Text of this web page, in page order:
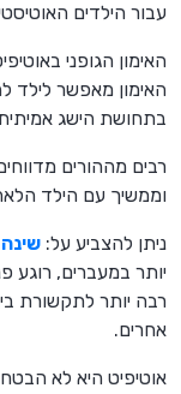
עבור הילדים
האימון הגופני
האימון מאפשר לילד
בתחושת הישג
רבים מההורים
וממשיך עם הילד
ניתן להצביע על:
יותר במעברים, רוגע
רבה יותר לתקשורת
אחרים.
אוטיפיט היא לא